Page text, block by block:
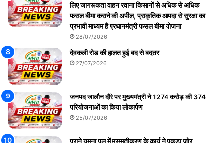
लिए जागरूकता वाहन रवाना किसानों से अधिक से अधिक
फसल बीमा कराने की अपील, प्राकृतिक आपदा से सुरक्षा का
प्रभावी माध्यम है प्रधानमंत्री फसल बीमा योजना
28/07/2026
देवकली रोड की हालत हुई बद से बदतर
27/07/2026
जनपद जालौन दौरे पर मुख्यमंत्री ने 1274 करोड़ की 374
परियोजनाओं का किया लोकार्पण
25/07/2026
पुराने यमुना पुल में मरम्मतीकरण के कार्य ने पकड़ा जोर